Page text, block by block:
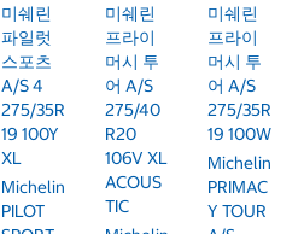
미쉐린
파일럿
스포츠
A/S 4
275/35R
19 100Y
XL
Michelin
PILOT
미쉐린
프라이
머시 투
어 A/S
275/40
R20
106V XL
ACOUS
TIC
미쉐린
프라이
머시 투
어 A/S
275/35R
19 100W
Michelin
PRIMAC
Y TOUR